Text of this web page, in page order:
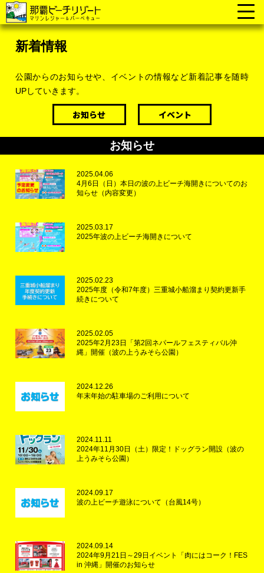
新着情報
公園からのお知らせや、イベントの情報など新着記事を随時
UPしていきます。
お知らせ イベント
お知らせ
2025.04.06
4月6日（日）本日の波の上ビーチ海開きについてのお
知らせ（内容変更）
2025.03.17
2025年波の上ビーチ海開きについて
2025.02.23
2025年度（令和7年度）三重城小船溜まり契約更新手
続きについて
2025.02.05
2025年2月23日「第2回ネパールフェスティバル沖
縄」開催（波の上うみそら公園）
2024.12.26
年末年始の駐車場のご利用について
2024.11.11
2024年11月30日（土）限定！ドッグラン開設（波の
上うみそら公園）
2024.09.17
波の上ビーチ遊泳について（台風14号）
2024.09.14
2024年9月21日～29日イベント「肉にはコーク！FES
in 沖縄」開催のお知らせ